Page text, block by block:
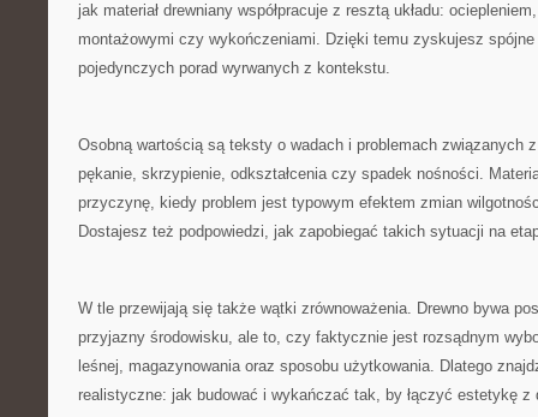
jak materiał drewniany współpracuje z resztą układu:
montażowymi czy wykończeniami. Dzięki temu zyskujesz
pojedynczych porad wyrwanych z kontekstu.
Osobną wartością są teksty o wadach i problemach związanych
pękanie, skrzypienie, odkształcenia czy spadek nośności.
przyczynę, kiedy problem jest typowym efektem zmian
Dostajesz też podpowiedzi, jak zapobiegać takich sytuacji na
W tle przewijają się także wątki zrównoważenia. Drewno bywa
przyjazny środowisku, ale to, czy faktycznie jest rozsądnym
leśnej, magazynowania oraz sposobu użytkowania. Dlatego
realistyczne: jak budować i wykańczać tak, by łączyć estetykę z